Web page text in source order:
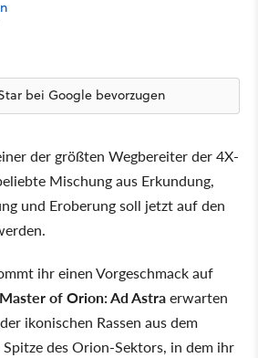
bei Google bevorzugen
der größten Wegbereiter der 4X-
Mischung aus Erkundung,
und Eroberung soll jetzt auf den
ihr einen Vorgeschmack auf
Master of Orion: Ad Astraerwarten
ikonischen Rassen aus dem
des Orion-Sektors, in dem ihr